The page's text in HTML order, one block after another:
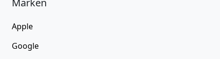
Apple
Google